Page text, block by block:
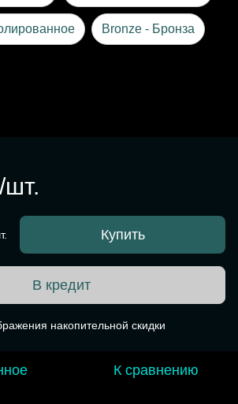
Bronze - Бронза
шт.
Купить
В кредит
накопительной скидки
К сравнению